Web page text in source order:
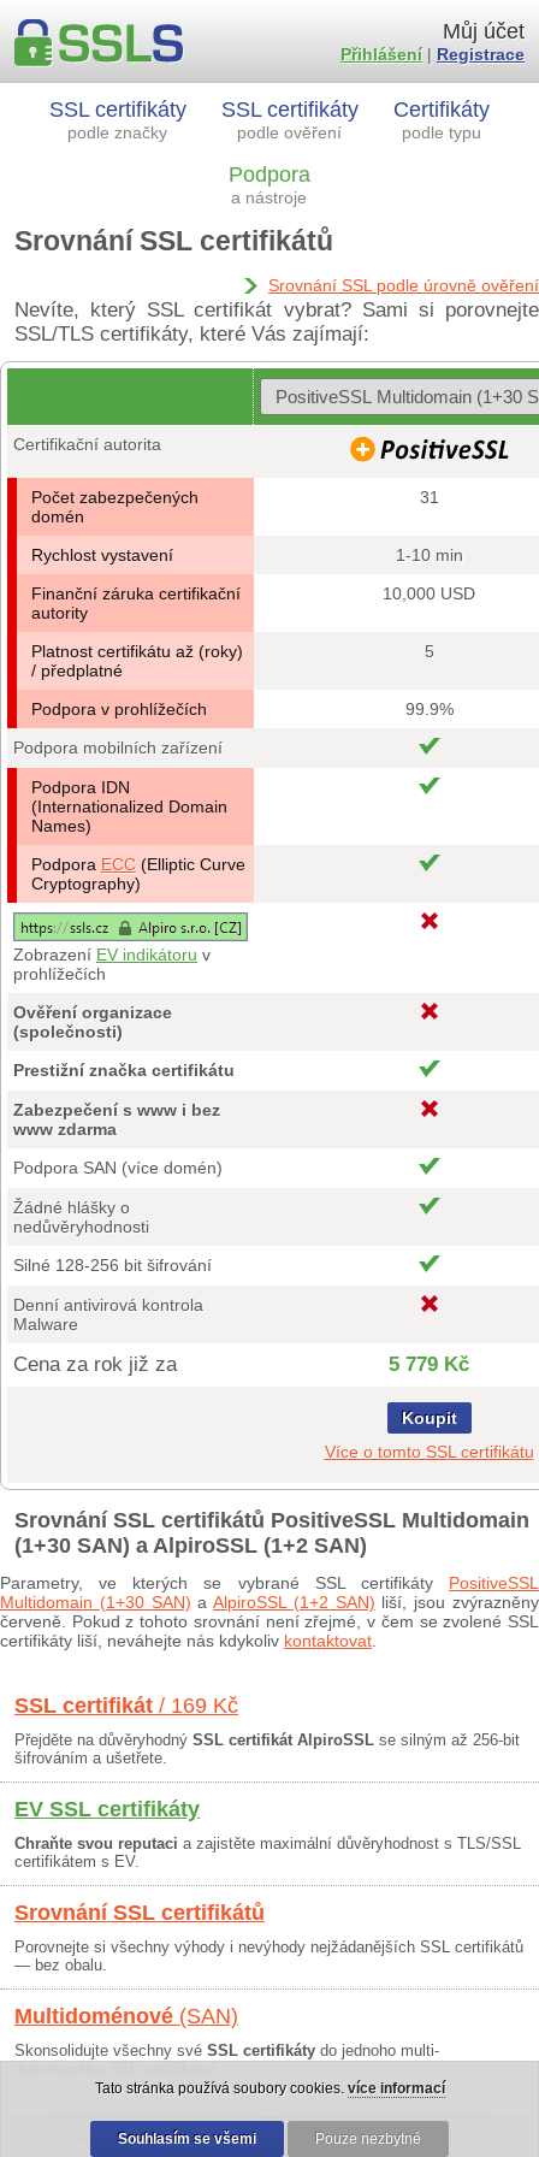
SSL certifikáty
podle značky
SSL certifikáty
podle ověření
Certifikáty
podle typu
Podpora
a nástroje
Můj účet
Přihlášení| Registrace
Srovnání SSL certifikátů
Srovnání SSL podle úrovně ověření
Nevíte, který SSL certifikát vybrat? Sami si porovnejte
SSL/TLS certifikáty, které Vás zajímají:
Certifikační autorita
Počet zabezpečených
domén
31
Rychlost vystavení
1-10 min
Finanční záruka certifikační
autority
10,000 USD
Platnost certifikátu až (roky)
/ předplatné
5
Podpora v prohlížečích
99.9%
Podpora mobilních zařízení
Podpora IDN
(Internationalized Domain
Names)
Podpora ECC (Elliptic Curve
Cryptography)
Zobrazení EV indikátoru v
prohlížečích
Ověření organizace
(společnosti)
Prestižní značka certifikátu
Zabezpečení s www i bez
www zdarma
Podpora SAN (více domén)
Žádné hlášky o
nedůvěryhodnosti
Silné 128-256 bit šifrování
Denní antivirová kontrola
Malware
Cena za rok již za 5 779 Kč
Koupit
Více o tomto SSL certifikátu
Srovnání SSL certifikátů PositiveSSL Multidomain
(1+30 SAN) a AlpiroSSL (1+2 SAN)
Parametry, ve kterých se vybrané SSL certifikáty PositiveSSL
Multidomain (1+30 SAN) aAlpiroSSL (1+2 SAN) liší, jsou zvýrazněny
červeně. Pokud z tohoto srovnání není zřejmé, v čem se zvolené SSL
certifikáty liší, neváhejte nás kdykoliv kontaktovat
SSL certifikát / 169 Kč
Přejděte na důvěryhodný SSL certifikát AlpiroSSL se silným až 256-bit
šifrováním a ušetřete.
EV SSL certifikáty
Chraňte svou reputaci a zajistěte maximální důvěryhodnost s TLS/SSL
certifikátem s EV.
Srovnání SSL certifikátů
Porovnejte si všechny výhody i nevýhody nejžádanějších SSL certifikátů
— bez obalu.
Multidoménové (SAN)
Skonsolidujte všechny své SSL certifikáty do jednoho multi-
Obchodní podmínky|30 dní záruka
Tato stránka používá soubory cookies. více informací
Souhlasím se všemi Pouze nezbytné